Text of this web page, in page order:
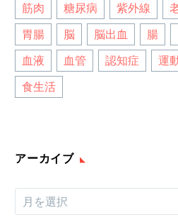
筋肉
糖尿病 紫外線
胃腸
脳 脳出血 腸
血液
血管 認知症 運
食生活
アーカイブ
ー
月を選択